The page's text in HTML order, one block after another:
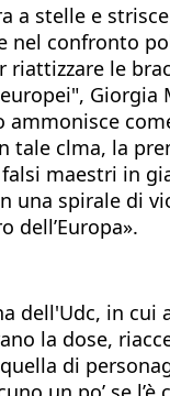
stelle e
nel confronto
le
tale clma, la
maestri in
spirale di
in cui
la dose,
di